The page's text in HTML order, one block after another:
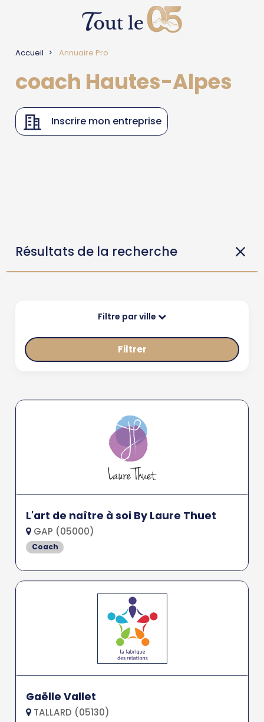
Accueil Annuaire Pro
coach Hautes-Alpes
Inscrire mon entreprise
Résultats de la recherche
Filtre par ville
Filtrer
L'art de naître à soi By Laure Thuet
GAP (05000)
Coach
Gaëlle Vallet
TALLARD (05130)